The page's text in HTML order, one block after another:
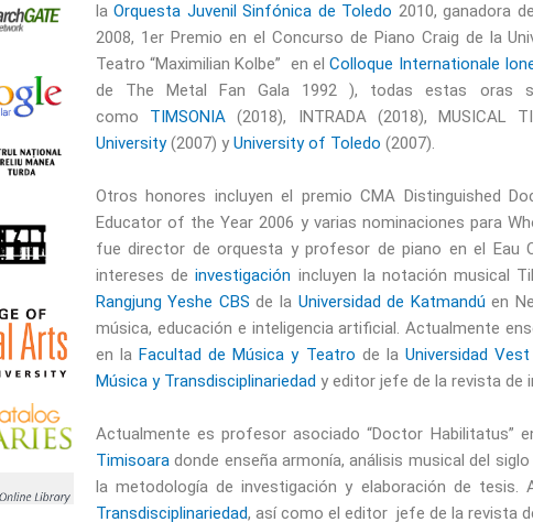
laOrquesta Juvenil Sinfónica de Toledo 2010, ganadora
2008, 1er Premio en el Concurso de Piano Craig de la
Teatro “Maximilian Kolbe” en elColloque Internationale
de The Metal Fan Gala 1992 ), todas estas oras
como TIMSONIA (2018), INTRADA (2018), MUSICAL
University(2007) y University of Toledo (2007).
Otros honores incluyen el premio CMA Distinguished
Educator of the Year 2006 y varias nominaciones para
fue director de orquesta y profesor de piano en el Eau
intereses deinvestigación incluyen la notación musical
Rangjung Yeshe CBS de la Universidad de Katmandú en
música, educación e inteligencia artificial. Actualmente
en laFacultad de Música y Teatro de la Universidad
Música y Transdisciplinariedad y editor jefe de la revista de
Actualmente es profesor asociado “Doctor Habilitatus”
Timisoaradonde enseña armonía, análisis musical del
la metodología de investigación y elaboración de
Transdisciplinariedad, así como el editor jefe de la revista